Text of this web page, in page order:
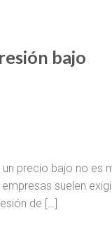
bajo
precio bajo no es
suelen
de […]